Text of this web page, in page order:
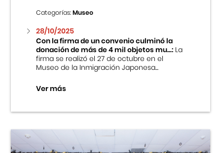
Categorías:Museo
28/10/2025
Con la firma de un convenio culminó la
donación de más de 4 mil objetos mu...:La
firma se realizó el 27 de octubre en el
Museo de la Inmigración Japonesa...
Ver más